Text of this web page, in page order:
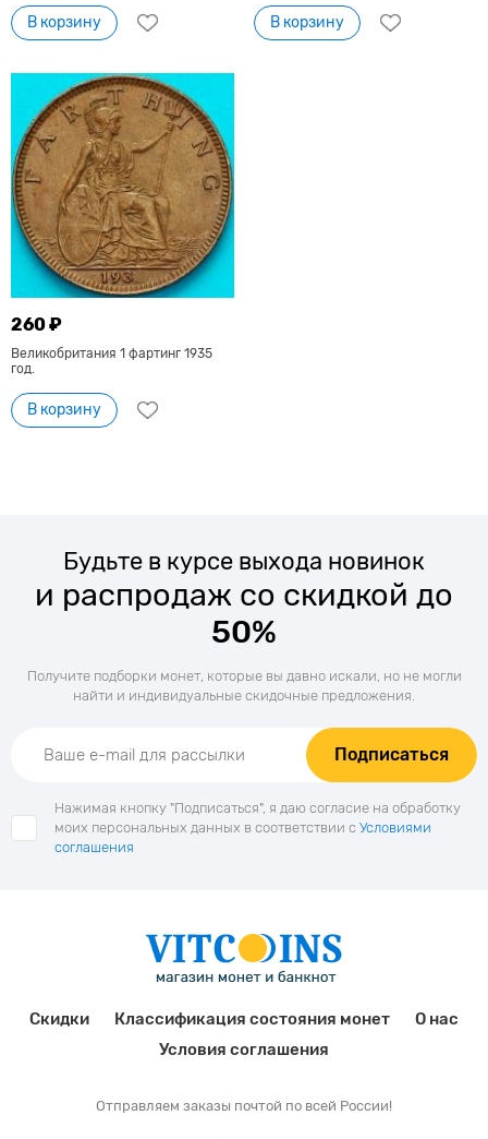
В корзину В корзину
260 ₽
Великобритания 1 фартинг 1935
год.
В корзину
Будьте в курсе выхода новинок
и распродаж со скидкой до
50%
Получите подборки монет, которые вы давно искали, но не могли
найти и индивидуальные скидочные предложения.
Подписаться
Нажимая кнопку "Подписаться", я даю согласие на обработку
моих персональных данных в соответствии с Условиями
соглашения
Скидки Классификация состояния монет
О нас
Условия соглашения
Отправляем заказы почтой по всей России!